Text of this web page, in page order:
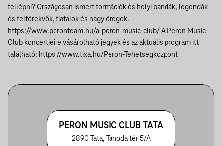
fellépni?Országosan ismert formációk és helyi bandák, legendák
és feltörekvők, fiatalok és nagy öregek.
https://www.peronteam.hu/a-peron-music-club/ A Peron Music
Club koncertjeire vásárolható jegyek és az aktuális program itt
található: https://www.tixa.hu/Peron-Tehetsegkozpont
PERON MUSIC CLUB TATA
2890 Tata, Tanoda tér 5/A